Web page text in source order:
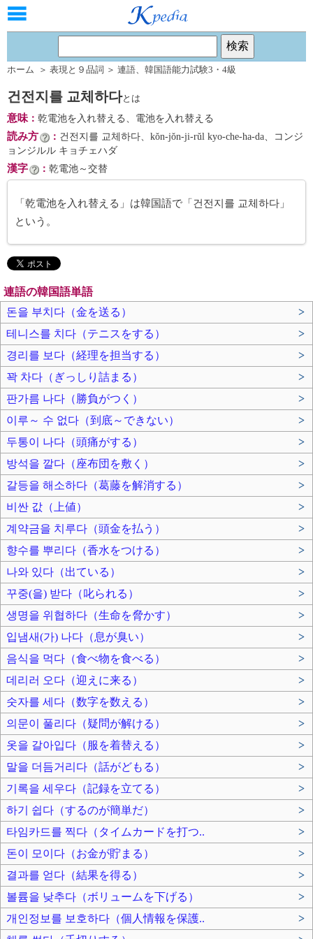
ホーム ＞ 表現と９品詞 ＞ 連語、 韓国語能力試験3・4級
건전지를 교체하다とは
意味： 乾電池を入れ替える、電池を入れ替える
読み方 ： 건전지를 교체하다、kŏn-jŏn-ji-rŭl kyo-che-ha-da、コンジ
ョンジルル キョチェハダ
漢字 ： 乾電池～交替
「乾電池を入れ替える」は韓国語で「건전지를 교체하다」
という。
連語の韓国語単語
돈을 부치다（金を送る）
>
테니스를 치다（テニスをする）
>
경리를 보다（経理を担当する）
>
꽉 차다（ぎっしり詰まる）
>
판가름 나다（勝負がつく）
>
이루～ 수 없다（到底～できない）
>
두통이 나다（頭痛がする）
>
방석을 깔다（座布団を敷く）
>
갈등을 해소하다（葛藤を解消する）
>
비싼 값（上値）
>
계약금을 치루다（頭金を払う）
>
향수를 뿌리다（香水をつける）
>
나와 있다（出ている）
>
꾸중(을) 받다（叱られる）
>
생명을 위협하다（生命を脅かす）
>
입냄새(가) 나다（息が臭い）
>
음식을 먹다（食べ物を食べる）
>
데리러 오다（迎えに来る）
>
숫자를 세다（数字を数える）
>
의문이 풀리다（疑問が解ける）
>
옷을 갈아입다（服を着替える）
>
말을 더듬거리다（話がどもる）
>
기록을 세우다（記録を立てる）
>
하기 쉽다（するのが簡単だ）
>
타임카드를 찍다（タイムカードを打つ..
>
돈이 모이다（お金が貯まる）
>
결과를 얻다（結果を得る）
>
볼륨을 낮추다（ボリュームを下げる）
>
개인정보를 보호하다（個人情報を保護..
>